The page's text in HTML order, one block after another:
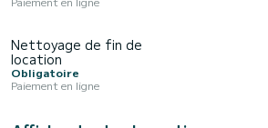
Nettoyage de fin de
location
Obligatoire
Paiement en ligne